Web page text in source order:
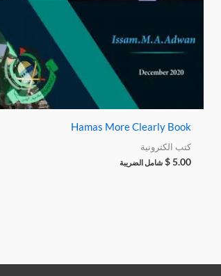
Hamas More Clearly Book
كتب الكترونية
$5.00 شامل الضريبة